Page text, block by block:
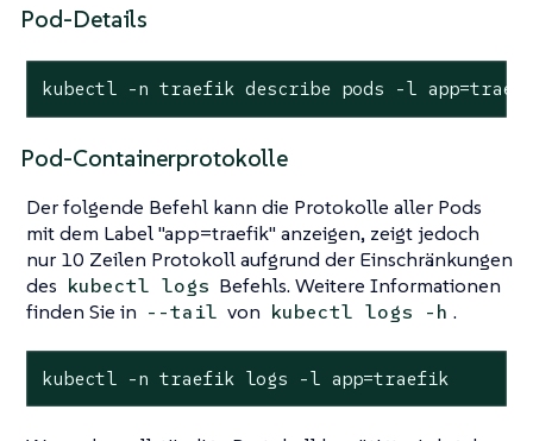
Pod-Details
kubectl -n traefik describe pods -l
Pod-Containerprotokolle
Der folgende Befehl kann die Protokolle aller Pods
mit dem Label "app=traefik" anzeigen, zeigt jedoch
nur 10 Zeilen Protokoll aufgrund der Einschränkungen
des kubectl logs Befehls. Weitere Informationen
finden Sie in --tail von kubectl logs -h .
kubectl -n traefik logs -l app=traefik